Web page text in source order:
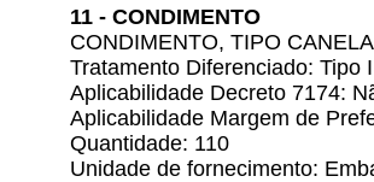
11 - CONDIMENTO
CONDIMENTO, TIPO
Tratamento Diferenciado: Tipo
Aplicabilidade Decreto 7174:
Aplicabilidade Margem de
Quantidade: 110
Unidade de fornecimento: